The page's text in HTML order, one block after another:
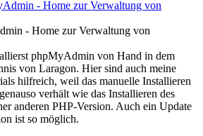
- Home zur Verwaltung von
phpMyAdmin von Hand in dem
von Laragon. Hier sind auch meine
hilfreich, weil das manuelle Installieren
verhält wie das Installieren des
anderen PHP-Version. Auch ein Update
ist so möglich.